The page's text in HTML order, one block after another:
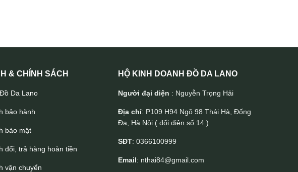
TDL79
& CHÍNH SÁCH
Da Lano
bảo hành
bảo mật
đổi, trả hàng hoàn tiền
vận chuyển
HỘ KINH DOANH ĐỒ DA LANO
Người đại diện : Nguyễn Trọng Hải
Địa chỉ: P109 H94 Ngõ 98 Thái Hà, Đống
Đa, Hà Nội ( đối diện số 14 )
SĐT: 0366100999
Email: nthai84@gmail.com